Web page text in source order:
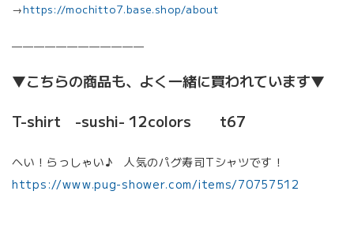
→https://mochitto7.base.shop/about
————————————
▼こちらの商品も、よく一緒に買われています▼
T-shirt -sushi- 12colors t67
へい！らっしゃい♪ 人気のパグ寿司Tシャツです！
https://www.pug-shower.com/items/70757512